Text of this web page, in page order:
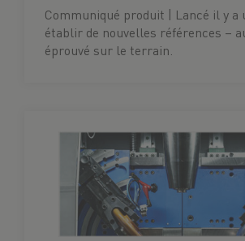
Communiqué produit | Lancé il y a
établir de nouvelles références –
éprouvé sur le terrain.